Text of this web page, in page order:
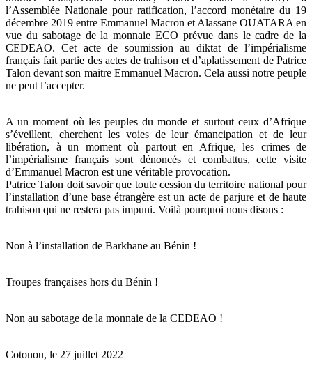
l’Assemblée Nationale pour ratification, l’accord monétaire du 19
décembre 2019 entre Emmanuel Macron et Alassane OUATARA en
vue du sabotage de la monnaie ECO prévue dans le cadre de la
CEDEAO. Cet acte de soumission au diktat de l’impérialisme
français fait partie des actes de trahison et d’aplatissement de Patrice
Talon devant son maitre Emmanuel Macron. Cela aussi notre peuple
ne peut l’accepter.
A un moment où les peuples du monde et surtout ceux d’Afrique
s’éveillent, cherchent les voies de leur émancipation et de leur
libération, à un moment où partout en Afrique, les crimes de
l’impérialisme français sont dénoncés et combattus, cette visite
d’Emmanuel Macron est une véritable provocation.
Patrice Talon doit savoir que toute cession du territoire national pour
l’installation d’une base étrangère est un acte de parjure et de haute
trahison qui ne restera pas impuni. Voilà pourquoi nous disons :
Non à l’installation de Barkhane au Bénin !
Troupes françaises hors du Bénin !
Non au sabotage de la monnaie de la CEDEAO !
Cotonou, le 27 juillet 2022